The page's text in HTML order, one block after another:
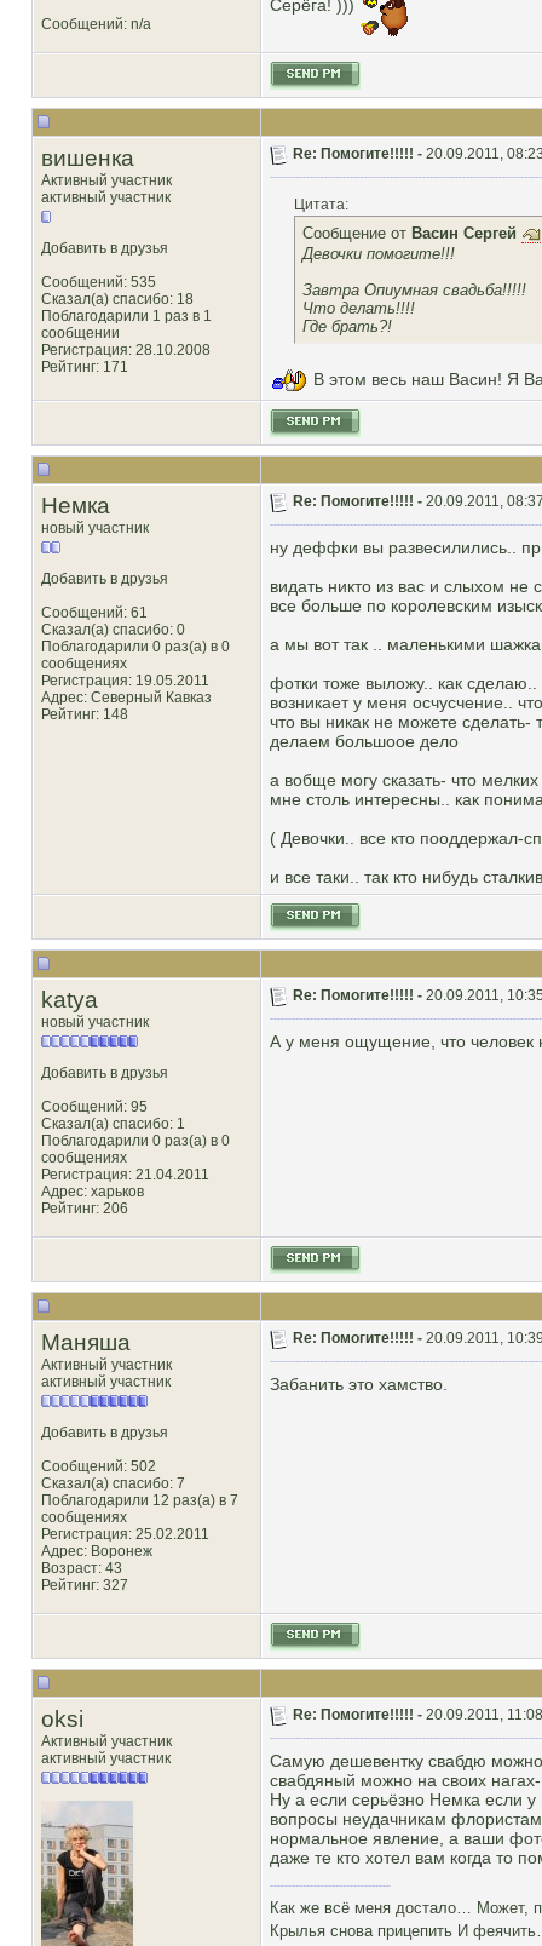
Сообщений: n/a
Серёга! )))
вишенка
Активный участник
активный участник
Добавить в друзья
Сообщений: 535
Сказал(а) спасибо: 18
Поблагодарили 1 раз в 1
сообщении
Регистрация: 28.10.2008
Рейтинг: 171
Re: Помогите!!!!! - 20.09.2011,
Цитата:
Сообщение от Васин Сергей
Девочки помогите!!!
Завтра Опиумная свадьба!!!!!
Что делать!!!!
Где брать?!
В этом весь наш Васин! Я
Немка
новый участник
Добавить в друзья
Сообщений: 61
Сказал(а) спасибо: 0
Поблагодарили 0 раз(а) в 0
сообщениях
Регистрация: 19.05.2011
Адрес: Северный Кавказ
Рейтинг: 148
Re: Помогите!!!!! - 20.09.2011,
ну деффки вы развесилились..
видать никто из вас и слыхом
все больше по королевским
а мы вот так .. маленькими
фотки тоже выложу.. как сделаю..
возникает у меня осчусчение..
что вы никак не можете
делаем большоое дело
а вобще могу сказать- что
мне столь интересны.. как
( Девочки.. все кто пооддержал-
и все таки.. так кто нибудь
katya
новый участник
Добавить в друзья
Сообщений: 95
Сказал(а) спасибо: 1
Поблагодарили 0 раз(а) в 0
сообщениях
Регистрация: 21.04.2011
Адрес: харьков
Рейтинг: 206
Re: Помогите!!!!! - 20.09.2011,
А у меня ощущение, что человек
Маняша
Активный участник
активный участник
Добавить в друзья
Сообщений: 502
Сказал(а) спасибо: 7
Поблагодарили 12 раз(а) в 7
сообщениях
Регистрация: 25.02.2011
Адрес: Воронеж
Возраст: 43
Рейтинг: 327
Re: Помогите!!!!! - 20.09.2011,
Забанить это хамство.
oksi
Активный участник
активный участник
Re: Помогите!!!!! - 20.09.2011, 11:08
Самую дешевентку свабдю можно
свабдяный можно на своих
Ну а если серьёзно Немка если у
вопросы неудачникам
нормальное явление, а ваши
даже те кто хотел вам когда то
Как же всё меня достало… Может,
Крылья снова прицепить И